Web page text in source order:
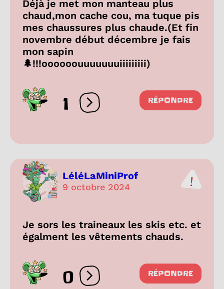
Déjà je met mon manteau plus
chaud,mon cache cou, ma tuque pis
mes chaussures plus chaude.(Et fin
novembre début décembre je fais
mon sapin
🌲!!!oooooouuuuuuuiiiiiiiii)
1 Ouvrir les réactions
RÉPONDRE
LéléLaMiniProf
9 octobre 2024
Je sors les traineaux les skis etc. et
égalment les vêtements chauds.
0 Ouvrir les réactions
RÉPONDRE